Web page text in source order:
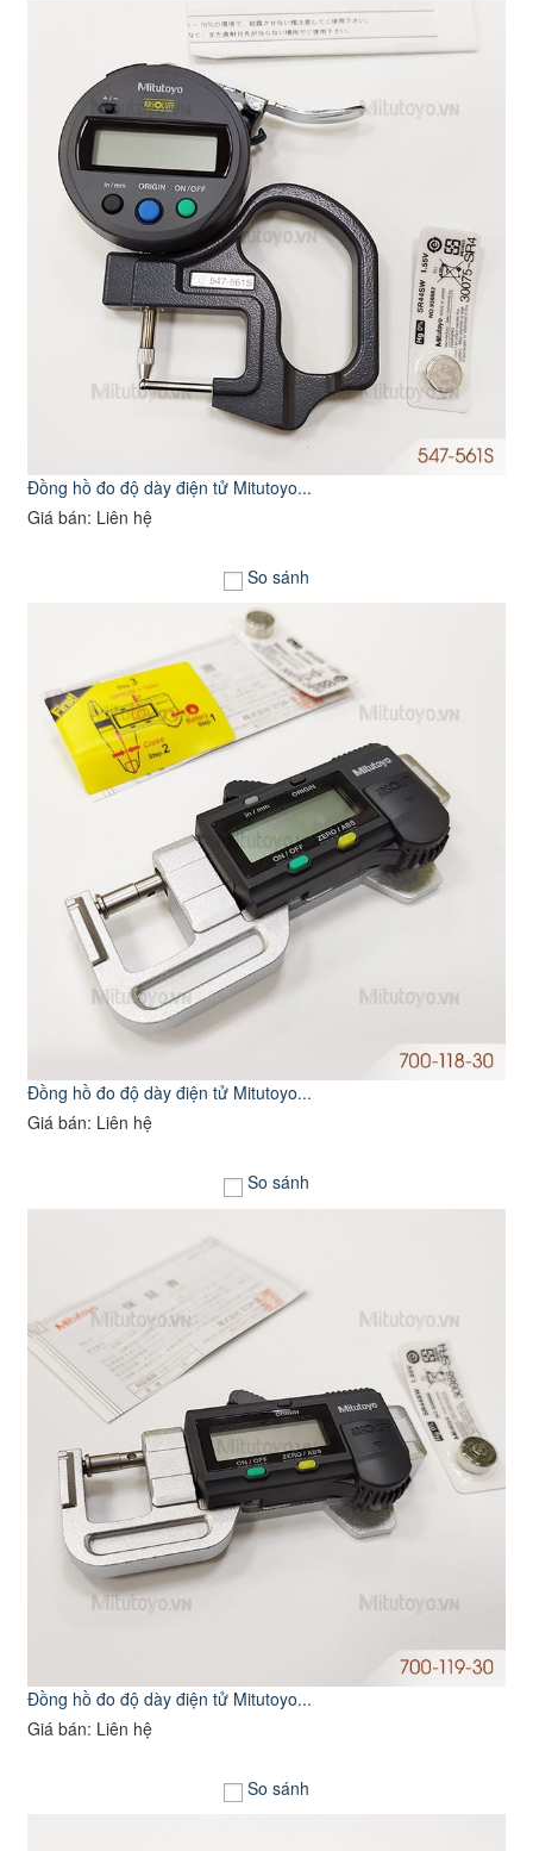
Đồng hồ đo độ dày điện tử Mitutoyo...
Giá bán: Liên hệ
So sánh
Đồng hồ đo độ dày điện tử Mitutoyo...
Giá bán: Liên hệ
So sánh
Đồng hồ đo độ dày điện tử Mitutoyo...
Giá bán: Liên hệ
So sánh